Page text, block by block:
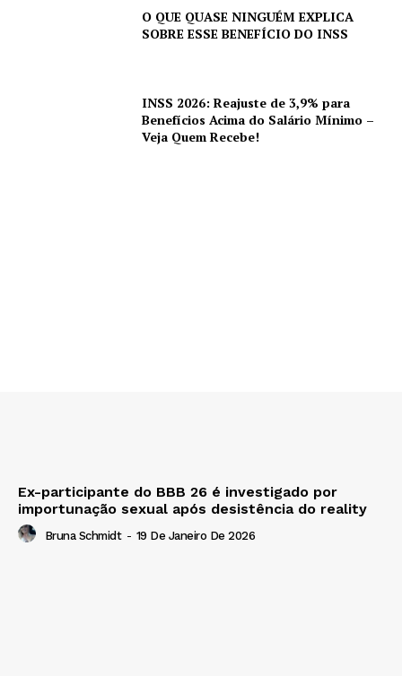
O QUE QUASE NINGUÉM EXPLICA
SOBRE ESSE BENEFÍCIO DO INSS
INSS 2026: Reajuste de 3,9% para
Benefícios Acima do Salário Mínimo –
Veja Quem Recebe!
Ex-participante do BBB 26 é investigado por
importunação sexual após desistência do reality
Bruna Schmidt - 19 De Janeiro De 2026